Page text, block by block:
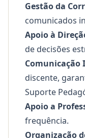
Gestão da
comunicados
Apoio à
de decisões
Comunicação
discente,
Suporte
Apoio a
frequência.
Organização